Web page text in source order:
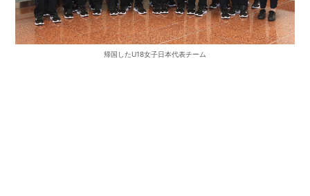
帰国したU18女子日本代表チーム